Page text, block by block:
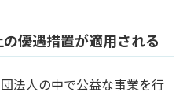
優遇措置が適用される
法人の中で公益な事業を行